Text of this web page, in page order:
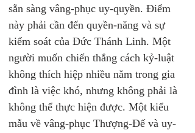
sẵn sàng vâng-phục uy-quyền. Điểm
này phải cần đến quyền-năng và sự
kiểm soát của Đức Thánh Linh. Một
người muốn chiến thắng cách kỷ-luật
không thích hiệp nhiều năm trong gia
đình là việc khó, nhưng không phải là
không thể thực hiện được. Một kiểu
mẫu về vâng-phục Thượng-Đế và uy-